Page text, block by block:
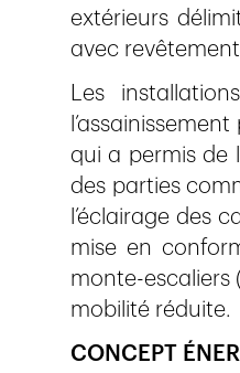
extérieurs
avec
Les
qui a permis de
des parties
l’éclairage des
mise en
monte-escaliers
mobilité réduite.
CONCEPT